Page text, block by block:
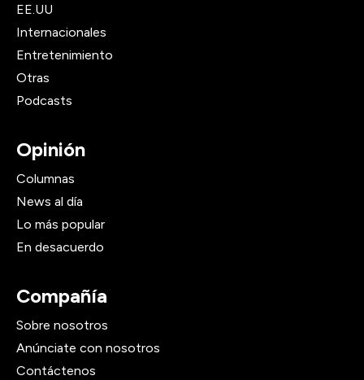
EE.UU
Internacionales
Entretenimiento
Otras
Podcasts
Opinión
Columnas
News al día
Lo más popular
En desacuerdo
Compañía
Sobre nosotros
Anúnciate con nosotros
Contáctenos